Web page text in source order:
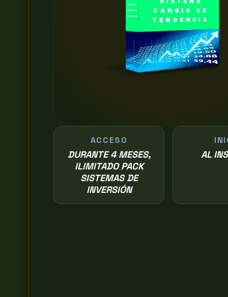
ACCESO
DURANTE 4 MESES,
ILIMITADO PACK
SISTEMAS DE
INVERSIÓN
AL